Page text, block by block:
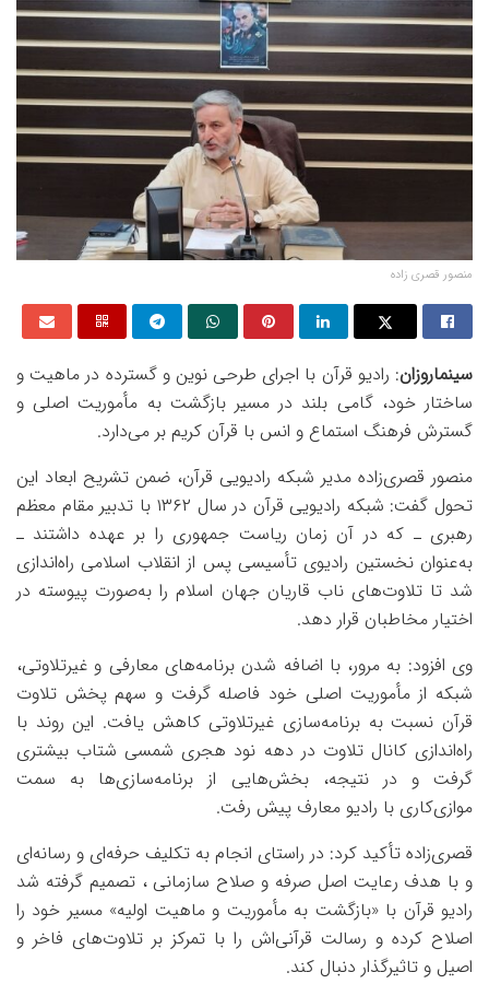
منصور قصری زاده
سینماروزان: رادیو قرآن با اجرای طرحی نوین و گسترده در ماهیت و
ساختار خود، گامی بلند در مسیر بازگشت به مأموریت اصلی و
گسترش فرهنگ استماع و انس با قرآن کریم بر می‌دارد.
منصور قصری‌زاده مدیر شبکه رادیویی قرآن، ضمن تشریح ابعاد این
تحول گفت: شبکه رادیویی قرآن در سال ۱۳۶۲ با تدبیر مقام معظم
رهبری ـ که در آن زمان ریاست جمهوری را بر عهده داشتند ـ
به‌عنوان نخستین رادیوی تأسیسی پس از انقلاب اسلامی راه‌اندازی
شد تا تلاوت‌های ناب قاریان جهان اسلام را به‌صورت پیوسته در
اختیار مخاطبان قرار دهد.
وی افزود: به مرور، با اضافه شدن برنامه‌های معارفی و غیرتلاوتی،
شبکه از مأموریت اصلی خود فاصله گرفت و سهم پخش تلاوت
قرآن نسبت به برنامه‌سازی غیر‌تلاوتی کاهش یافت. این روند با
راه‌اندازی کانال تلاوت در دهه نود هجری شمسی شتاب بیشتری
گرفت و در نتیجه، بخش‌هایی از برنامه‌سازی‌ها به سمت
موازی‌کاری با رادیو معارف پیش رفت.
قصری‌زاده تأکید کرد: در راستای انجام به تکلیف حرفه‌ای و رسانه‌ای
و با هدف رعایت اصل صرفه‌ و صلاح سازمانی ، تصمیم گرفته شد
رادیو قرآن با «بازگشت به مأموریت و ماهیت اولیه» مسیر خود را
اصلاح کرده و رسالت قرآنی‌اش را با تمرکز بر تلاوت‌های فاخر و
اصیل و تاثیرگذار دنبال کند.